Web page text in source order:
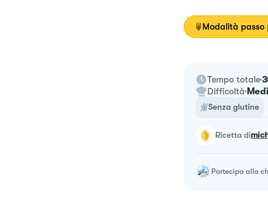
Modalità passo
Tempo totale
Difficoltà
Senza glutine
ricetta di
Partecipa alla